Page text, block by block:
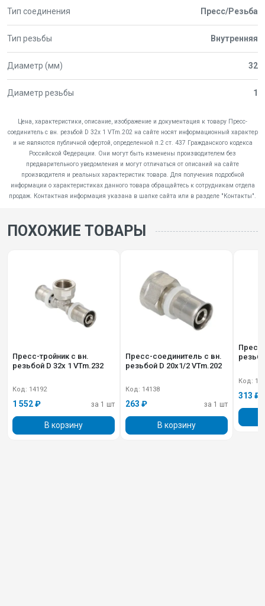
Тип соединения Пресс/Резьба
Тип резьбы Внутренняя
Диаметр (мм) 32
Диаметр резьбы 1
Цена, характеристики, описание, изображение и документация к товару Пресс-
соединитель с вн. резьбой D 32х 1 VTm.202 на сайте носят информационный характер
и не являются публичной офертой, определенной п.2 ст. 437 Гражданского кодекса
Российской Федерации. Они могут быть изменены производителем без
предварительного уведомления и могут отличаться от описаний на сайте
производителя и реальных характеристик товара. Для получения подробной
информации о характеристиках данного товара обращайтесь к сотрудникам отдела
продаж. Контактная информация указана в шапке сайта или в разделе "Контакты".
ПОХОЖИЕ ТОВАРЫ
Пресс-тройник с вн.
резьбой D 32х 1 VTm.232
Код: 14192
1 552 ₽ за 1 шт
В корзину
Пресс-соединитель с вн.
резьбой D 20х1/2 VTm.202
Код: 14138
263 ₽ за 1 шт
В корзину
Код:
313 ₽